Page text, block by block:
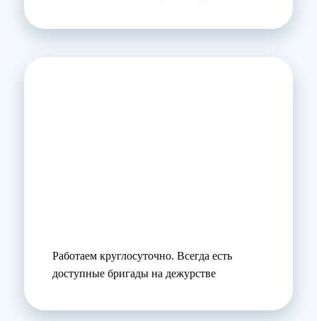
Работаем круглосуточно. Всегда есть
доступные бригады на дежурстве